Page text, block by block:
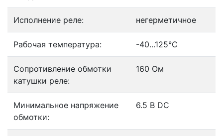
Исполнение реле: негерметичное
Рабочая температура: -40...125°C
Сопротивление обмотки
катушки реле:
160 Ом
Минимальное напряжение
обмотки:
6.5 В DC